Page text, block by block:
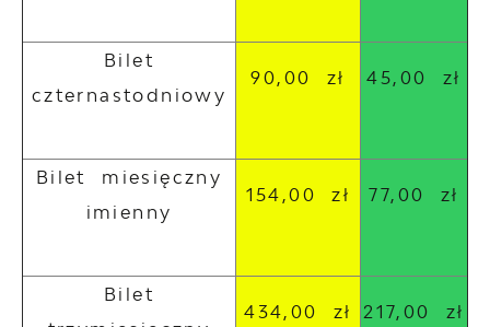
Bilet
czternastodniowy
90,00 zł 45,00 zł
Bilet miesięczny
imienny
154,00 zł 77,00 zł
Bilet
434,00 zł 217,00 zł